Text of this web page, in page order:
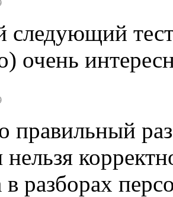
следующий
очень
правильный
в разборах